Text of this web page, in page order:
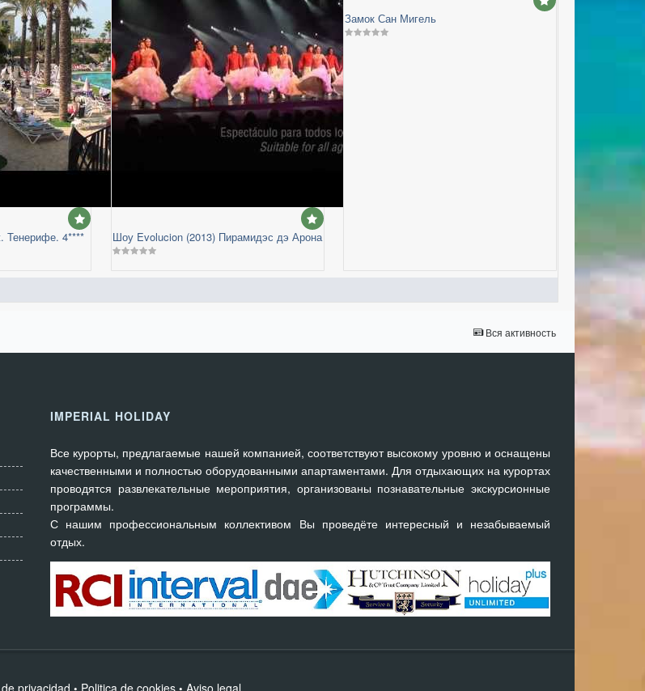
Тенерифе. 4**** Шоу Evolucion (2013) Пирамидэс дэ Арона
Замок Сан Мигель
Вся активность
IMPERIAL HOLIDAY
Все курорты, предлагаемые нашей компанией, соответствуют высокому уровню и оснащены
качественными и полностью оборудованными апартаментами. Для отдыхающих на курортах
проводятся развлекательные мероприятия, организованы познавательные экскурсионные
программы.
С нашим профессиональным коллективом Вы проведёте интересный и незабываемый
отдых.
privacidad Politica de cookies Aviso legal